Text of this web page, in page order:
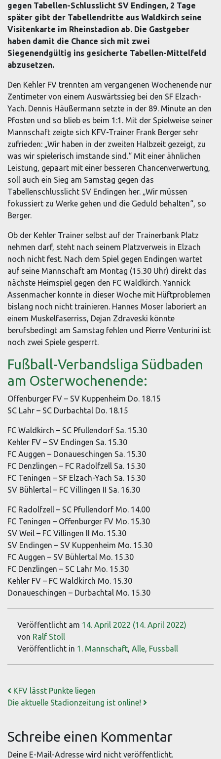
gegen Tabellen-Schlusslicht SV Endingen, 2 Tage
später gibt der Tabellendritte aus Waldkirch seine
Visitenkarte im Rheinstadion ab. Die Gastgeber
haben damit die Chance sich mit zwei
Siegenendgültig ins gesicherte Tabellen-Mittelfeld
abzusetzen.
Den Kehler FV trennten am vergangenen Wochenende nur
Zentimeter von einem Auswärtssieg bei den SF Elzach-
Yach. Dennis Häußermann setzte in der 89. Minute an den
Pfosten und so blieb es beim 1:1. Mit der Spielweise seiner
Mannschaft zeigte sich KFV-Trainer Frank Berger sehr
zufrieden: „Wir haben in der zweiten Halbzeit gezeigt, zu
was wir spielerisch imstande sind.“ Mit einer ähnlichen
Leistung, gepaart mit einer besseren Chancenverwertung,
soll auch ein Sieg am Samstag gegen das
Tabellenschlusslicht SV Endingen her. „Wir müssen
fokussiert zu Werke gehen und die Geduld behalten“, so
Berger.
Ob der Kehler Trainer selbst auf der Trainerbank Platz
nehmen darf, steht nach seinem Platzverweis in Elzach
noch nicht fest. Nach dem Spiel gegen Endingen wartet
auf seine Mannschaft am Montag (15.30 Uhr) direkt das
nächste Heimspiel gegen den FC Waldkirch. Yannick
Assenmacher konnte in dieser Woche mit Hüftproblemen
bislang noch nicht trainieren. Hannes Moser laboriert an
einem Muskelfaserriss, Dejan Zdraveski könnte
berufsbedingt am Samstag fehlen und Pierre Venturini ist
noch zwei Spiele gesperrt.
Fußball-Verbandsliga Südbaden
am Osterwochenende:
Offenburger FV – SV Kuppenheim Do. 18.15
SC Lahr – SC Durbachtal Do. 18.15
FC Waldkirch – SC Pfullendorf Sa. 15.30
Kehler FV – SV Endingen Sa. 15.30
FC Auggen – Donaueschingen Sa. 15.30
FC Denzlingen – FC Radolfzell Sa. 15.30
FC Teningen – SF Elzach-Yach Sa. 15.30
SV Bühlertal – FC Villingen II Sa. 16.30
FC Radolfzell – SC Pfullendorf Mo. 14.00
FC Teningen – Offenburger FV Mo. 15.30
SV Weil – FC Villingen II Mo. 15.30
SV Endingen – SV Kuppenheim Mo. 15.30
FC Auggen – SV Bühlertal Mo. 15.30
FC Denzlingen – SC Lahr Mo. 15.30
Kehler FV – FC Waldkirch Mo. 15.30
Donaueschingen – Durbachtal Mo. 15.30
Veröffentlicht am 14. April 2022 (14. April 2022)
von Ralf Stoll
Veröffentlicht in 1. Mannschaft, Alle, Fussball
Beitrags-Navigation
KFV lässt Punkte liegen
Die aktuelle Stadionzeitung ist online!
Schreibe einen Kommentar
Deine E-Mail-Adresse wird nicht veröffentlicht.